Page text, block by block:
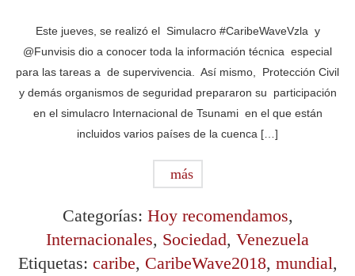
Este jueves, se realizó el Simulacro #CaribeWaveVzla y
@Funvisis dio a conocer toda la información técnica especial
para las tareas a de supervivencia. Así mismo, Protección Civil
y demás organismos de seguridad prepararon su participación
en el simulacro Internacional de Tsunami en el que están
incluidos varios países de la cuenca […]
más
Categorías: Hoy recomendamos,
Internacionales, Sociedad, Venezuela
Etiquetas: caribe, CaribeWave2018, mundial,